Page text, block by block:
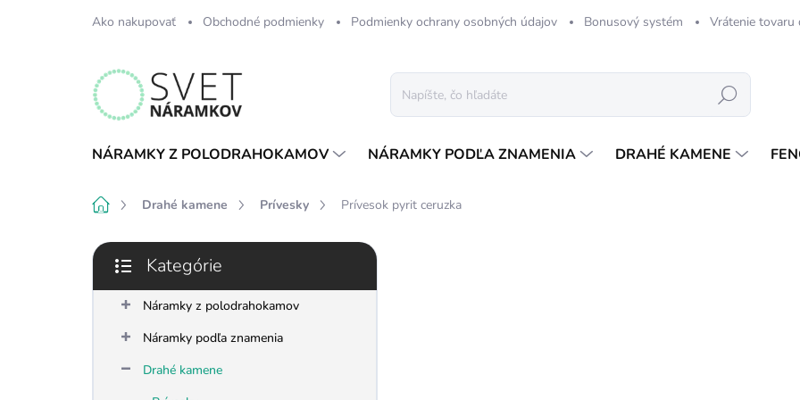
Ako nakupovať Obchodné podmienky Podmienky ochrany osobných údajov Bonusový systém Vrátenie tovaru
Hľadať
NÁRAMKY Z POLODRAHOKAMOV NÁRAMKY PODĽA ZNAMENIA DRAHÉ KAMENE
DomovDrahé kamene Prívesky Prívesok pyrit ceruzka
B
č
Preskočiť
kategórie
Kategórie
Náramky z polodrahokamov
Náramky podľa znamenia
Drahé kamene